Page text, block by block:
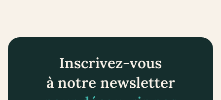
Inscrivez-vous
à notre newsletter